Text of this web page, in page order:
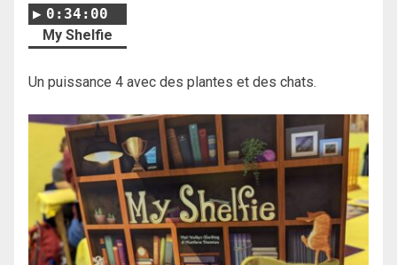
0:34:00
My Shelfie
Un puissance 4 avec des plantes et des chats.